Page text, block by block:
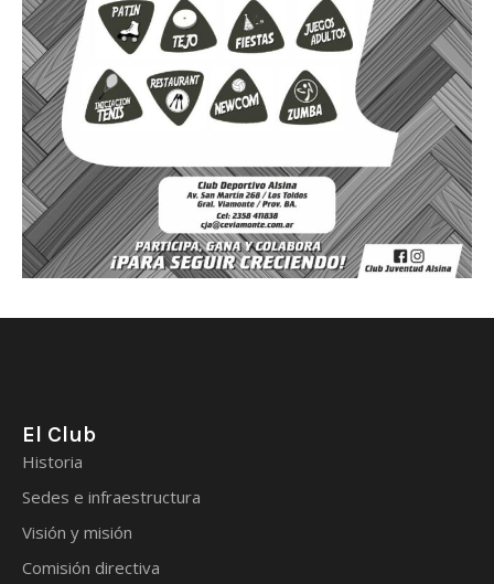
El Club
Historia
Sedes e infraestructura
Visión y misión
Comisión directiva